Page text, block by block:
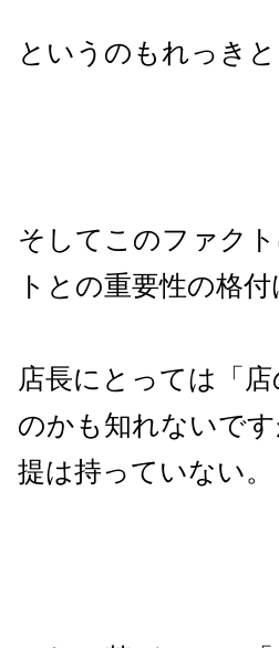
というのもれっき
そしてこのファク
トとの重要性の格
店長にとっては「
のかも知れないで
提は持っていない。